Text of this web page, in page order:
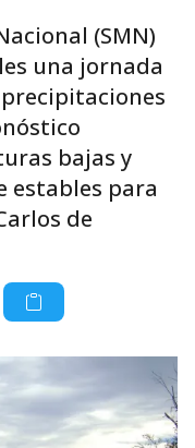
(SMN)
una jornada
bajas y
estables para
de